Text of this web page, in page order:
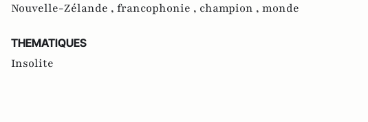
Nouvelle-Zélande , francophonie , champion , monde
THEMATIQUES
Insolite